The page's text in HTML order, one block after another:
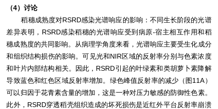
（4）讨论
稻穗成熟度对RSRD感染光谱响应的影响：不同生长阶段的光谱
差异表明，RSRD感染稻穗的光谱响应受到病原-宿主相互作用和稻
穗成熟度的共同影响。从病理学角度来看，光谱响应主要受生化成分
和组织结构损伤的影响。可见光和NIR区域的反射率分别与色素浓度
和叶片内部结构相关。因此，RSRD引起的叶绿素和类胡萝卜素降解
导致蓝色和红色区域反射率增加。绿色峰值反射率的减少（图11A）
可以归因于花青素含量的增加，这是一种对压力敏感的防御性色素。
此外，RSRD穿透稻壳组织造成的坏死损伤是近红外平台反射率崩溃